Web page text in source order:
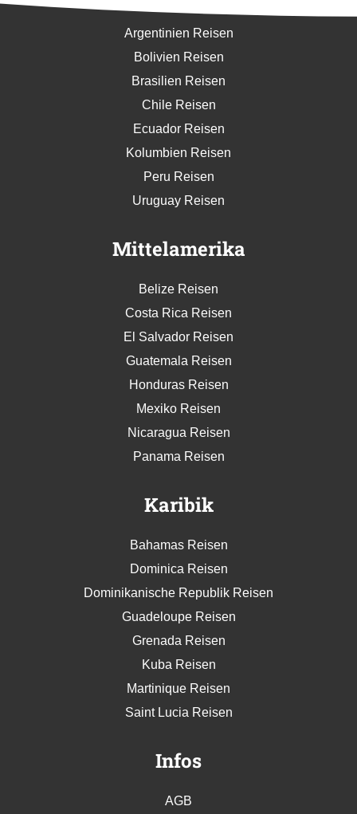
Argentinien Reisen
Bolivien Reisen
Brasilien Reisen
Chile Reisen
Ecuador Reisen
Kolumbien Reisen
Peru Reisen
Uruguay Reisen
Mittelamerika
Belize Reisen
Costa Rica Reisen
El Salvador Reisen
Guatemala Reisen
Honduras Reisen
Mexiko Reisen
Nicaragua Reisen
Panama Reisen
Karibik
Bahamas Reisen
Dominica Reisen
Dominikanische Republik Reisen
Guadeloupe Reisen
Grenada Reisen
Kuba Reisen
Martinique Reisen
Saint Lucia Reisen
Infos
AGB